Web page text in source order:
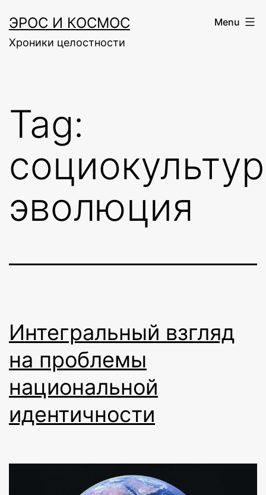
to
content
ЭРОС И КОСМОС
Хроники целостности
Menu
Tag:
эволюция
Интегральный взгляд
на проблемы
национальной
идентичности